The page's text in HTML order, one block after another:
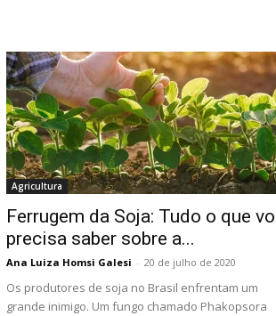
Agricultura
Ferrugem da Soja: Tudo o que
precisa saber sobre a...
Ana Luiza Homsi Galesi - 20 de julho de 2020
Os produtores de soja no Brasil enfrentam um
grande inimigo. Um fungo chamado Phakopsora